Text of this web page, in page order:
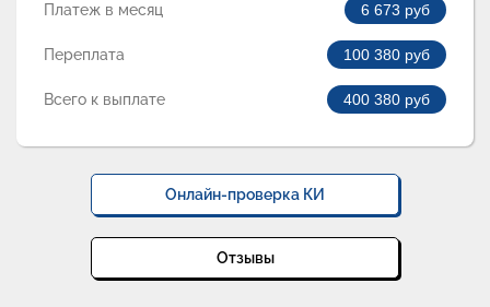
Платеж в месяц 6 673 руб
Переплата 100 380 руб
Всего к выплате 400 380 руб
Онлайн-проверка КИ
Отзывы